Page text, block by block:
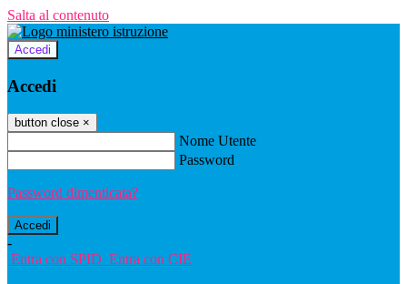
Salta al contenuto
Accedi
Accedi
button close ×
Nome Utente
Password
Password dimenticata?
-
Entra con SPID Entra con CIE